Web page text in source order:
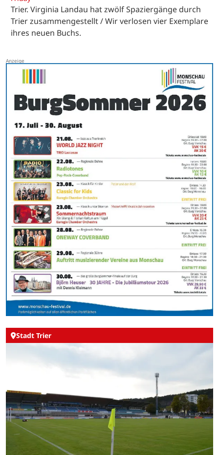
Trier. Virginia Landau hat zwölf Spaziergänge durch
Trier zusammengestellt / Wir verlosen vier Exemplare
ihres neuen Buchs.
Stadt Trier